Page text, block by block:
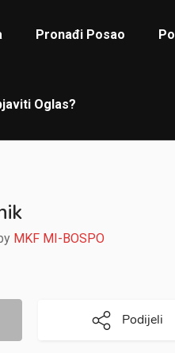
Pronađi Posao
Oglas?
MKF MI-BOSPO
Podijeli